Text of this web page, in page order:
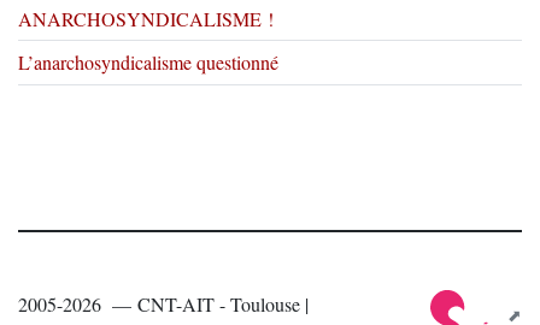
ANARCHOSYNDICALISME !
L’anarchosyndicalisme questionné
2005-2026 — CNT-AIT - Toulouse |